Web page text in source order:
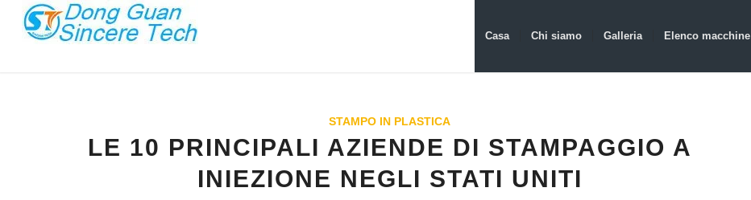
Casa Chi siamo Galleria Elenco macchine
STAMPO IN PLASTICA
LE 10 PRINCIPALI AZIENDE DI STAMPAGGIO A
INIEZIONE NEGLI STATI UNITI